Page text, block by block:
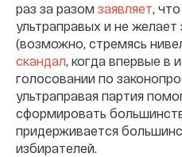
раз за разом заявляет,
ультраправых и не
(возможно, стремясь
скандал, когда впервые в
голосовании по
ультраправая партия
сформировать
придерживается
избирателей.